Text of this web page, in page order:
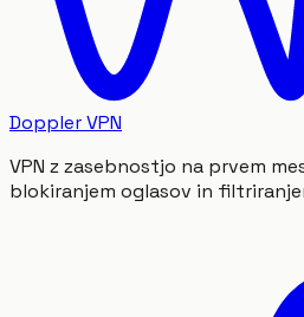
Doppler VPN
VPN z zasebnostjo na prvem
blokiranjem oglasov in